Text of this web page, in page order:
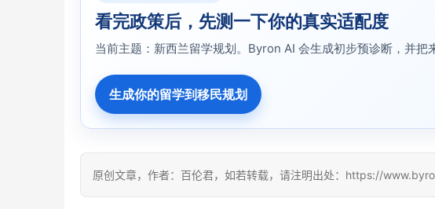
看完政策后，先测一下你的真实适配度
当前主题：新西兰留学规划。Byron AI 会生成初步预诊断，并把
生成你的留学到移民规划
原创文章，作者：百伦君，如若转载，请注明出处：https://